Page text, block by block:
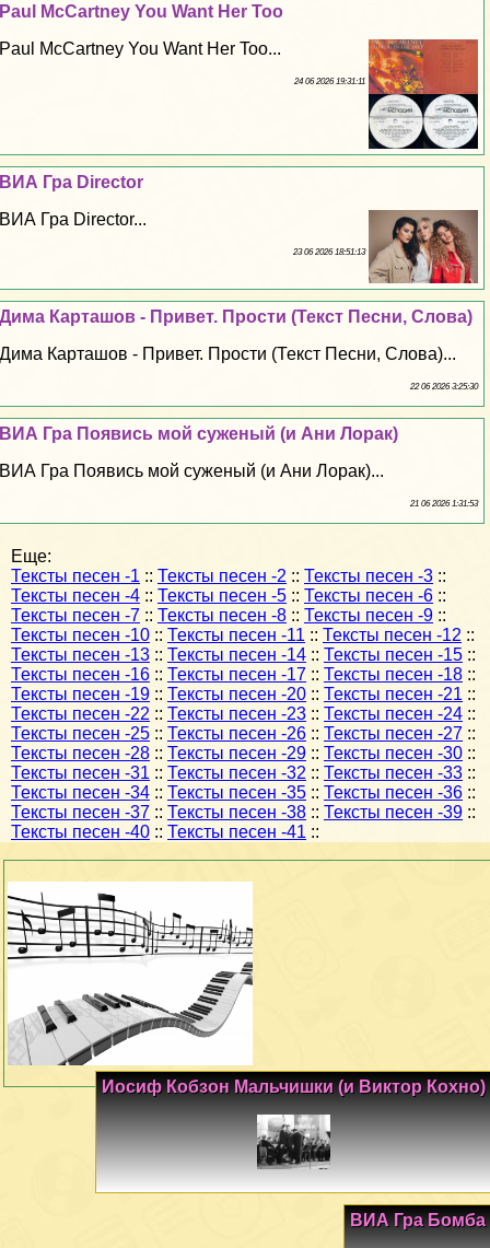
Paul McCartney You Want Her Too
Paul McCartney You Want Her Too...
24 06 2026 19:31:11
ВИА Гра Director
ВИА Гра Director...
23 06 2026 18:51:13
Дима Карташов - Привет. Прости (Текст Песни, Слова)
Дима Карташов - Привет. Прости (Текст Песни, Слова)...
22 06 2026 3:25:30
ВИА Гра Появись мой суженый (и Ани Лоpaк)
ВИА Гра Появись мой суженый (и Ани Лоpaк)...
21 06 2026 1:31:53
Еще:
Тексты песен -1 :: Тексты песен -2 :: Тексты песен -3 ::
Тексты песен -4 :: Тексты песен -5 :: Тексты песен -6 ::
Тексты песен -7 :: Тексты песен -8 :: Тексты песен -9 ::
Тексты песен -10 :: Тексты песен -11 :: Тексты песен -12 ::
Тексты песен -13 :: Тексты песен -14 :: Тексты песен -15 ::
Тексты песен -16 :: Тексты песен -17 :: Тексты песен -18 ::
Тексты песен -19 :: Тексты песен -20 :: Тексты песен -21 ::
Тексты песен -22 :: Тексты песен -23 :: Тексты песен -24 ::
Тексты песен -25 :: Тексты песен -26 :: Тексты песен -27 ::
Тексты песен -28 :: Тексты песен -29 :: Тексты песен -30 ::
Тексты песен -31 :: Тексты песен -32 :: Тексты песен -33 ::
Тексты песен -34 :: Тексты песен -35 :: Тексты песен -36 ::
Тексты песен -37 :: Тексты песен -38 :: Тексты песен -39 ::
Тексты песен -40 :: Тексты песен -41 ::
Иосиф Кобзон Мальчишки (и Виктор Кохно)
ВИА Гра Бомба